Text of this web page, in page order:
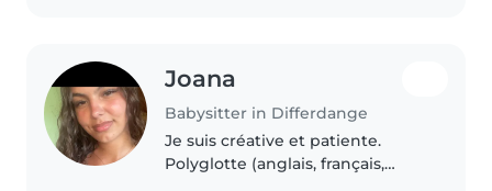
Joana
Babysitter in Differdange
Je suis créative et patiente.
Polyglotte (anglais, français,